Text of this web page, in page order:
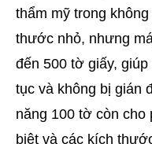
thẩm mỹ trong
thước nhỏ, nhưng
đến 500 tờ giấy,
tục và không bị gián
năng 100 tờ còn cho
biệt và các kích